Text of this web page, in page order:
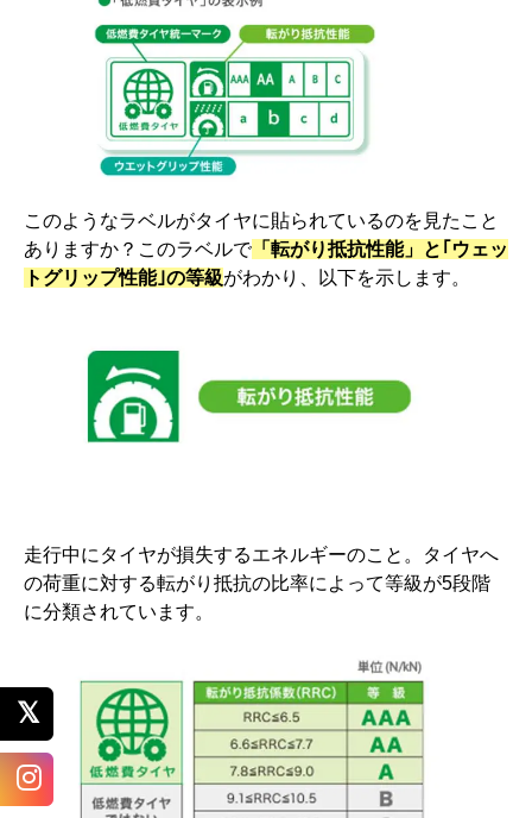
このようなラベルがタイヤに貼られているのを見たこと
ありますか？このラベルで 「転がり抵抗性能」と｢ウェッ
トグリップ性能｣の等級がわかり、以下を示します。
走行中にタイヤが損失するエネルギーのこと。タイヤへ
の荷重に対する転がり抵抗の比率によって等級が5段階
に分類されています。